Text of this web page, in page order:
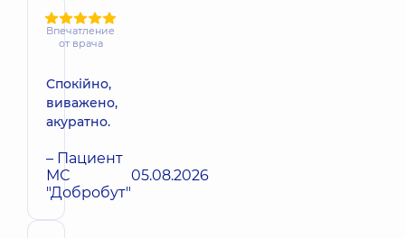
Впечатление
от врача
Спокійно,
виважено,
акуратно.
– Пациент
МС
"Добробут"
05.08.2026